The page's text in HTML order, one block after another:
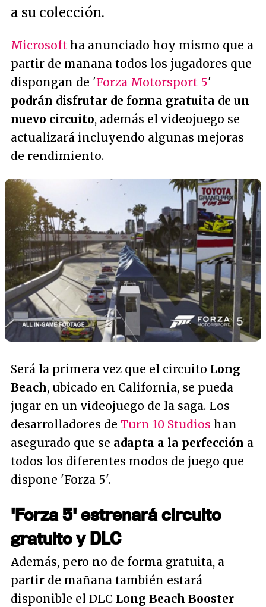
a su colección.
Microsoft ha anunciado hoy mismo que a
partir de mañana todos los jugadores que
dispongan de 'Forza Motorsport 5'
podrán disfrutar de forma gratuita de un
nuevo circuito, además el videojuego se
actualizará incluyendo algunas mejoras
de rendimiento.
Será la primera vez que el circuito Long
Beach, ubicado en California, se pueda
jugar en un videojuego de la saga. Los
desarrolladores de Turn 10 Studios han
asegurado que se adapta a la perfección a
todos los diferentes modos de juego que
dispone 'Forza 5'.
'Forza 5' estrenará circuito
gratuito y DLC
Además, pero no de forma gratuita, a
partir de mañana también estará
disponible el DLC Long Beach Booster